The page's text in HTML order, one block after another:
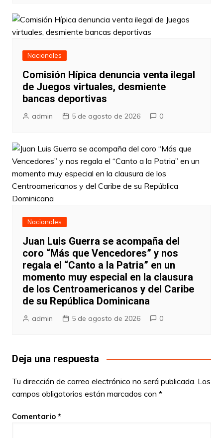
Nacionales
Comisión Hípica denuncia venta ilegal
de Juegos virtuales, desmiente
bancas deportivas
admin 5 de agosto de 2026 0
Nacionales
Juan Luis Guerra se acompaña del
coro “Más que Vencedores” y nos
regala el “Canto a la Patria” en un
momento muy especial en la clausura
de los Centroamericanos y del Caribe
de su República Dominicana
admin 5 de agosto de 2026 0
Deja una respuesta
Tu dirección de correo electrónico no será publicada. Los
campos obligatorios están marcados con *
Comentario *